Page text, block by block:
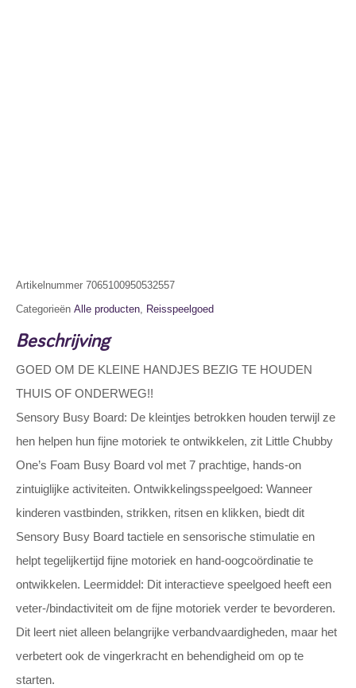
Artikelnummer 7065100950532557
Categorieën Alle producten, Reisspeelgoed
Beschrijving
GOED OM DE KLEINE HANDJES BEZIG TE HOUDEN
THUIS OF ONDERWEG!!
Sensory Busy Board: De kleintjes betrokken houden terwijl ze
hen helpen hun fijne motoriek te ontwikkelen, zit Little Chubby
One’s Foam Busy Board vol met 7 prachtige, hands-on
zintuiglijke activiteiten. Ontwikkelingsspeelgoed: Wanneer
kinderen vastbinden, strikken, ritsen en klikken, biedt dit
Sensory Busy Board tactiele en sensorische stimulatie en
helpt tegelijkertijd fijne motoriek en hand-oogcoördinatie te
ontwikkelen. Leermiddel: Dit interactieve speelgoed heeft een
veter-/bindactiviteit om de fijne motoriek verder te bevorderen.
Dit leert niet alleen belangrijke verbandvaardigheden, maar het
verbetert ook de vingerkracht en behendigheid om op te
starten.